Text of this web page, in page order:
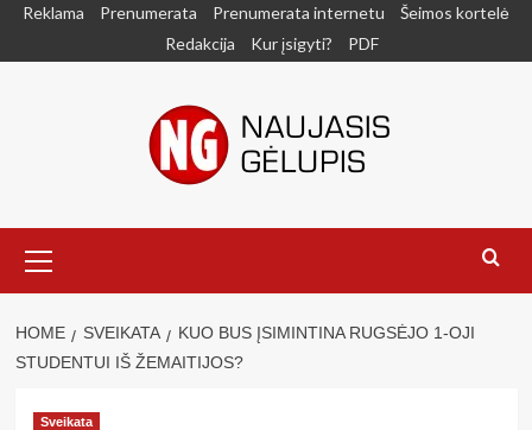
SkipReklama Prenumerata Prenumerata internetu
Šeimos kortelė
Redakcija
Kur įsigyti? PDF
Menu
HOME SVEIKATA
KUO BUS ĮSIMINTINA RUGSĖJO 1-OJI
STUDENTUI IŠ ŽEMAITIJOS?
Sveikata